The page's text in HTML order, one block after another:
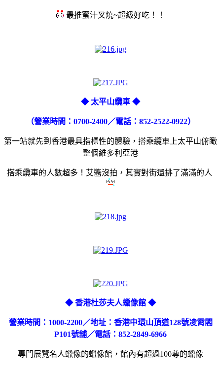
最推蜜汁叉燒~超級好吃！！
◆ 太平山纜車 ◆
（營業時間：0700-2400／電話：852-2522-0922）
第一站就先到香港最具指標性的體驗，搭乘纜車上太平山俯瞰
整個維多利亞港
搭乘纜車的人數超多！艾醬沒拍，其實對街還排了滿滿的人
◆ 香港杜莎夫人蠟像館 ◆
營業時間：1000-2200／地址：香港中環山頂道128號凌霄閣
P101號舖／電話：852-2849-6966
專門展覽名人蠟像的蠟像館，館內有超過100尊的蠟像